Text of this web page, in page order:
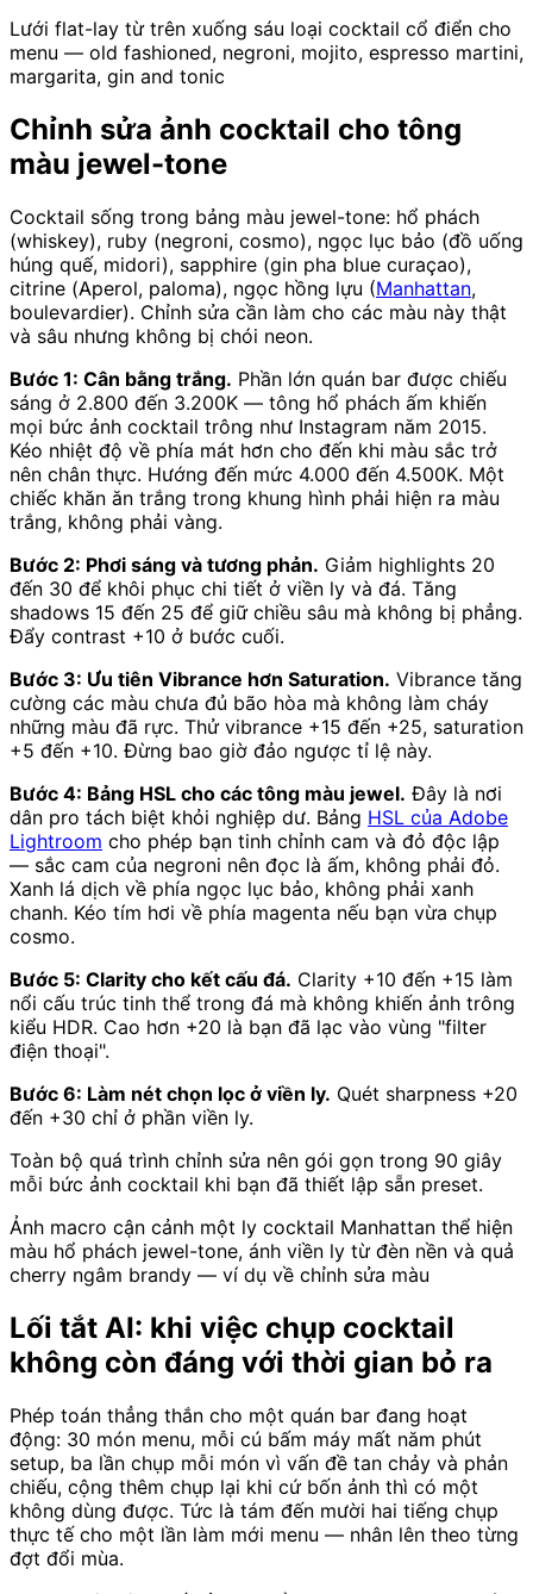
Lưới flat-lay từ trên xuống sáu loại cocktail cổ điển cho
menu — old fashioned, negroni, mojito, espresso martini,
margarita, gin and tonic
Chỉnh sửa ảnh cocktail cho tông
màu jewel-tone
Cocktail sống trong bảng màu jewel-tone: hổ phách
(whiskey), ruby (negroni, cosmo), ngọc lục bảo (đồ uống
húng quế, midori), sapphire (gin pha blue curaçao),
citrine (Aperol, paloma), ngọc hồng lựu (Manhattan,
boulevardier). Chỉnh sửa cần làm cho các màu này thật
và sâu nhưng không bị chói neon.
Bước 1: Cân bằng trắng. Phần lớn quán bar được chiếu
sáng ở 2.800 đến 3.200K — tông hổ phách ấm khiến
mọi bức ảnh cocktail trông như Instagram năm 2015.
Kéo nhiệt độ về phía mát hơn cho đến khi màu sắc trở
nên chân thực. Hướng đến mức 4.000 đến 4.500K. Một
chiếc khăn ăn trắng trong khung hình phải hiện ra màu
trắng, không phải vàng.
Bước 2: Phơi sáng và tương phản. Giảm highlights 20
đến 30 để khôi phục chi tiết ở viền ly và đá. Tăng
shadows 15 đến 25 để giữ chiều sâu mà không bị phẳng.
Đẩy contrast +10 ở bước cuối.
Bước 3: Ưu tiên Vibrance hơn Saturation. Vibrance tăng
cường các màu chưa đủ bão hòa mà không làm cháy
những màu đã rực. Thử vibrance +15 đến +25, saturation
+5 đến +10. Đừng bao giờ đảo ngược tỉ lệ này.
Bước 4: Bảng HSL cho các tông màu jewel. Đây là nơi
dân pro tách biệt khỏi nghiệp dư. Bảng HSL của Adobe
Lightroom cho phép bạn tinh chỉnh cam và đỏ độc lập
— sắc cam của negroni nên đọc là ấm, không phải đỏ.
Xanh lá dịch về phía ngọc lục bảo, không phải xanh
chanh. Kéo tím hơi về phía magenta nếu bạn vừa chụp
cosmo.
Bước 5: Clarity cho kết cấu đá. Clarity +10 đến +15 làm
nổi cấu trúc tinh thể trong đá mà không khiến ảnh trông
kiểu HDR. Cao hơn +20 là bạn đã lạc vào vùng "filter
điện thoại".
Bước 6: Làm nét chọn lọc ở viền ly. Quét sharpness +20
đến +30 chỉ ở phần viền ly.
Toàn bộ quá trình chỉnh sửa nên gói gọn trong 90 giây
mỗi bức ảnh cocktail khi bạn đã thiết lập sẵn preset.
Ảnh macro cận cảnh một ly cocktail Manhattan thể hiện
màu hổ phách jewel-tone, ánh viền ly từ đèn nền và quả
cherry ngâm brandy — ví dụ về chỉnh sửa màu
Lối tắt AI: khi việc chụp cocktail
không còn đáng với thời gian bỏ ra
Phép toán thẳng thắn cho một quán bar đang hoạt
động: 30 món menu, mỗi cú bấm máy mất năm phút
setup, ba lần chụp mỗi món vì vấn đề tan chảy và phản
chiếu, cộng thêm chụp lại khi cứ bốn ảnh thì có một
không dùng được. Tức là tám đến mười hai tiếng chụp
thực tế cho một lần làm mới menu — nhân lên theo từng
đợt đổi mùa.